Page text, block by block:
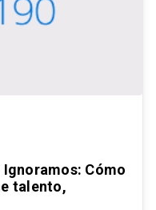
Cómo
talento,